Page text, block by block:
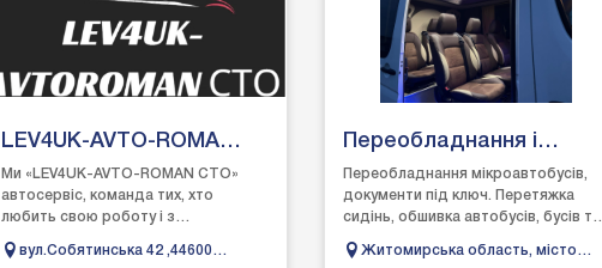
LEV4UK-AVTO-ROMA
CTO
Ми «LEV4UK-AVTO-ROMAN СТО»
автосервіс, команда тих, хто
любить свою роботу і з
вирішити будь-які проблеми з
вул.Собятинська 42 ,44600
Переобладнання і
обшивка авто
Переобладнання мікроавтобусів,
документи під ключ. Перетяжка
сидінь, обшивка автобусів, бусів та
дивани, автоно...
Житомирська область, місто